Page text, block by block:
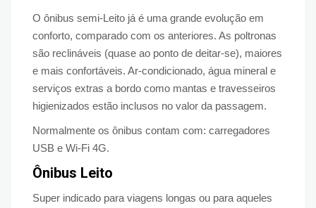
O ônibus semi-Leito já é uma grande evolução em
conforto, comparado com os anteriores. As poltronas
são reclináveis (quase ao ponto de deitar-se), maiores
e mais confortáveis. Ar-condicionado, água mineral e
serviços extras a bordo como mantas e travesseiros
higienizados estão inclusos no valor da passagem.
Normalmente os ônibus contam com: carregadores
USB e Wi-Fi 4G.
Ônibus Leito
Super indicado para viagens longas ou para aqueles